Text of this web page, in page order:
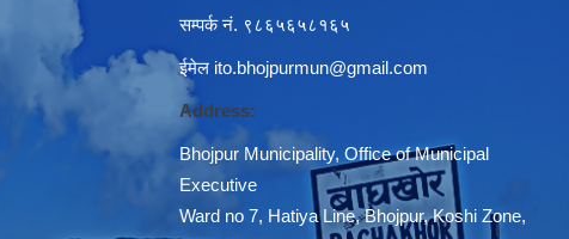
सम्पर्क नं. ९८६५६५८१६५
ईमेल ito.bhojpurmun@gmail.com
Address:
Bhojpur Municipality, Office of Municipal
Executive
Ward no 7, Hatiya Line, Bhojpur, Koshi Zone,